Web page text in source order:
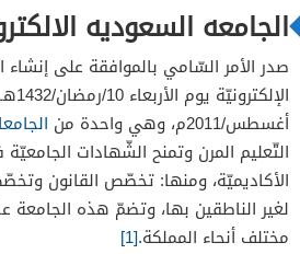
الجامعه السعوديه
صدر الأمر السّامي بالموافقة على إنشاء
أغسطس/2011م، وهي واحدة من
التّعليم المرن وتمنح الشّهادات
الأكاديميّة، ومنها: تخصّص القانون
لغير الناطقين بها​، وتضمّ هذه
مختلف أنحاء المملكة.[1]